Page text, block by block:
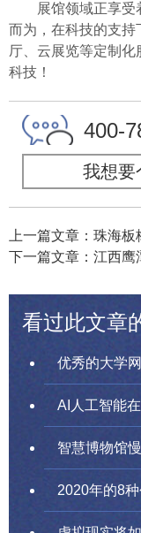
展馆领域正享受
而为，在科技的支持
厅、云展览等定制
科技！
400-
我想要
上一篇文章：珠海
下一篇文章：江西鹰
看过此文章
优秀的大学
AI人工智能
智慧博物馆
2020年的8